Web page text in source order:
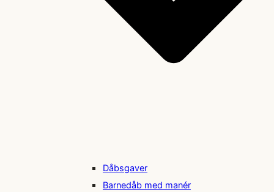
Dåbsgaver
Barnedåb med manér